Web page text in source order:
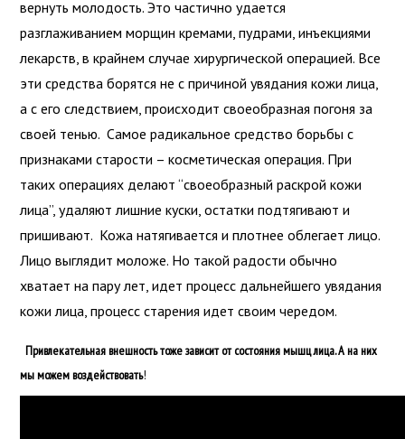
вернуть молодость. Это частично удается
разглаживанием морщин кремами, пудрами, инъекциями
лекарств, в крайнем случае хирургической операцией. Все
эти средства борятся не с причиной увядания кожи лица,
а с его следствием, происходит своеобразная погоня за
своей тенью. Самое радикальное средство борьбы с
признаками старости – косметическая операция. При
таких операциях делают “своеобразный раскрой кожи
лица”, удаляют лишние куски, остатки подтягивают и
пришивают. Кожа натягивается и плотнее облегает лицо.
Лицо выглядит моложе. Но такой радости обычно
хватает на пару лет, идет процесс дальнейшего увядания
кожи лица, процесс старения идет своим чередом.
Привлекательная внешность тоже зависит от состояния мышц лица. А на них
мы можем воздействовать!